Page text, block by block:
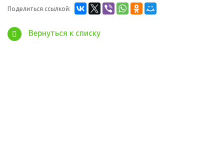
Поделиться ссылкой:
Вернуться к списку